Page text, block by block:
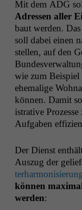
Mit dem ADG
Adressen aller
baut wer­den.
soll dabei einen
stellen, auf den
wie zum Beispiel
ehe­ma­lige
kön­nen. Damit
is­tra­tive
Auf­gaben
Der Dienst
Auszug der
kön­nen
wer­den: